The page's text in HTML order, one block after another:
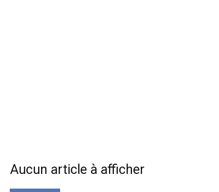
Aucun article à afficher